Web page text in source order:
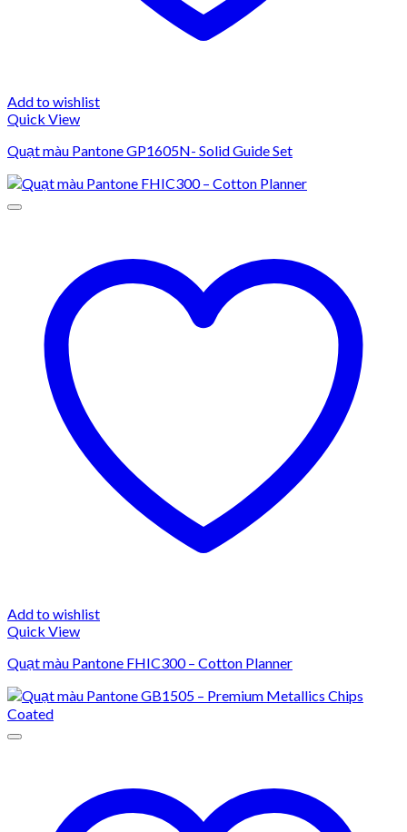
Add to wishlist
Quick View
Quạt màu Pantone GP1605N- Solid Guide Set
Add to wishlist
Quick View
Quạt màu Pantone FHIC300 – Cotton Planner